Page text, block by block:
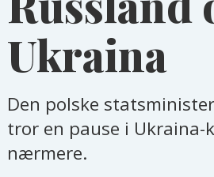
Ukraina
Den polske
tror en pause i Ukraina-
nærmere.